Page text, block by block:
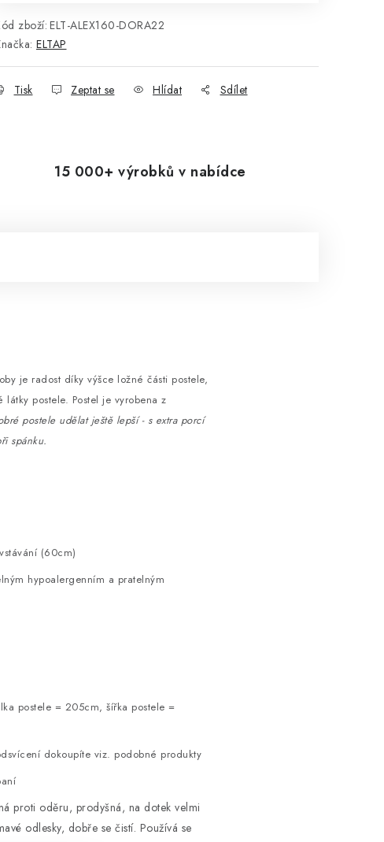
zboží:ELT-ALEX160-DORA22
ELTAP
Tisk Zeptat se Hlídat Sdílet
15 000+ výrobků v nabídce
je radost díky výšce ložné části postele,
postele. Postel je vyrobena z
postele udělat ještě lepší - s extra porcí
spánku.
(60cm)
hypoalergenním a pratelným
postele = 205cm, šířka postele =
dokoupíte viz. podobné produkty
proti oděru, prodyšná, na dotek velmi
odlesky, dobře se čistí. Používá se